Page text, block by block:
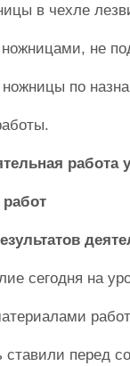
в чехле
не
по
работа
сегодня на
ставили перед